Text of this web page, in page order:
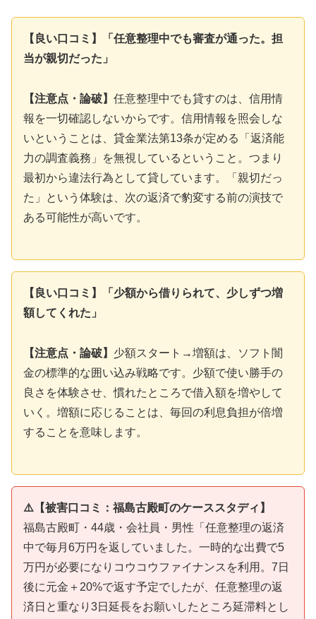
【良い口コミ】「任意整理中でも審査が通った。担
当が親切だった」
【注意点・論破】 任意整理中でも貸すのは、信用情
報を一切確認しないからです。信用情報を照会しな
いということは、貸金業法第13条が定める「返済能
力の調査義務」を無視しているということ。つまり
最初から違法行為として貸しています。「親切だっ
た」という体験は、次の返済で豹変する前の演技で
ある可能性が高いです。
【良い口コミ】「少額から借りられて、少しずつ増
額してくれた」
【注意点・論破】 少額スタート→増額は、ソフト闇
金の標準的な囲い込み戦略です。少額で使い勝手の
良さを体験させ、慣れたところで借入額を増やして
いく。増額に応じることは、毎回の利息負担が倍増
することを意味します。
⚠️【被害口コミ：福島古殿町のケーススタディ】
福島古殿町・44歳・会社員・男性「任意整理の返済
中で毎月6万円を返していました。一時的な出費で5
万円が必要になりコウコウファイナンスを利用。7日
後に元金＋20%で返す予定でしたが、任意整理の返
済日と重なり3日延長をお願いしたところ延滞料とし